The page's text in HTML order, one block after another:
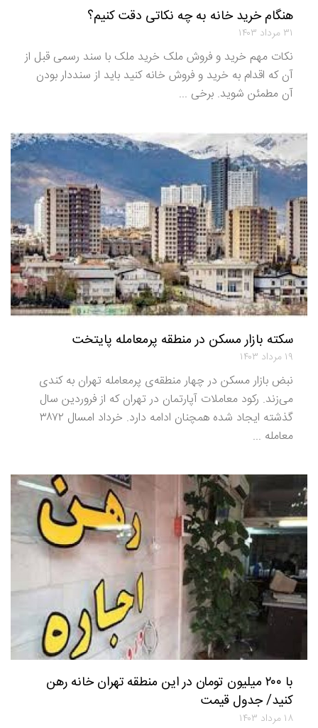
هنگام خرید خانه به چه نکاتی دقت کنیم؟
۳۱ مرداد ۱۴۰۳
نکات مهم خرید و فروش ملک خرید ملک با سند رسمی قبل از
آن که اقدام به خرید و فروش خانه کنید باید از سنددار بودن
آن مطمئن شوید. برخی ...
سکته بازار مسکن در منطقه پرمعامله پایتخت
۱۹ مرداد ۱۴۰۳
نبض بازار مسکن در چهار منطقه‌ی پرمعامله تهران به کندی
می‌زند. رکود معاملات آپارتمان در تهران که از فروردین سال
گذشته ایجاد شده همچنان ادامه دارد. خرداد امسال ۳۸۷۲
معامله ...
با ۲۰۰ میلیون تومان در این منطقه تهران خانه رهن
کنید/ جدول قیمت
۱۸ مرداد ۱۴۰۳